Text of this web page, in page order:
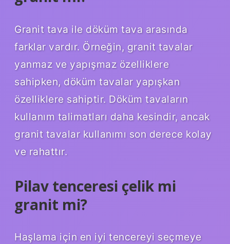
Granit tava ile döküm tava arasında
farklar vardır. Örneğin, granit tavalar
yanmaz ve yapışmaz özelliklere
sahipken, döküm tavalar yapışkan
özelliklere sahiptir. Döküm tavaların
kullanım talimatları daha kesindir, ancak
granit tavalar kullanımı son derece kolay
ve rahattır.
Pilav tenceresi çelik mi
granit mi?
Haşlama için en iyi tencereyi seçmeye